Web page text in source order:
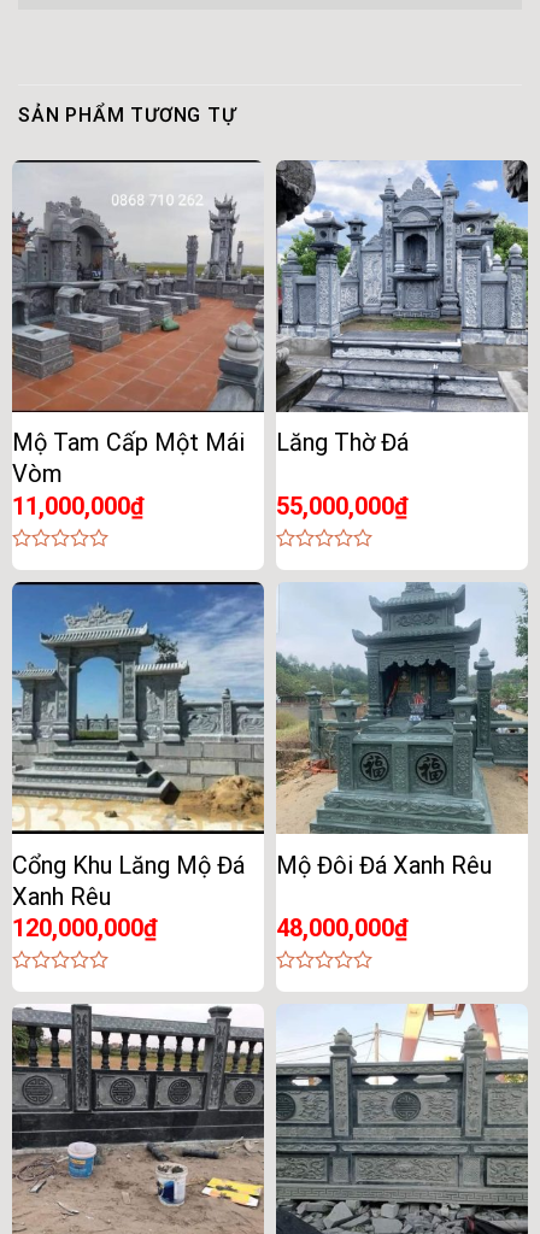
SẢN PHẨM TƯƠNG TỰ
Mộ Tam Cấp Một Mái
Vòm
11,000,000₫
0
out
Lăng Thờ Đá
55,000,000₫
0
out
Cổng Khu Lăng Mộ Đá
Xanh Rêu
120,000,000₫
0
out
of
5
Mộ Đôi Đá Xanh Rêu
48,000,000₫
0